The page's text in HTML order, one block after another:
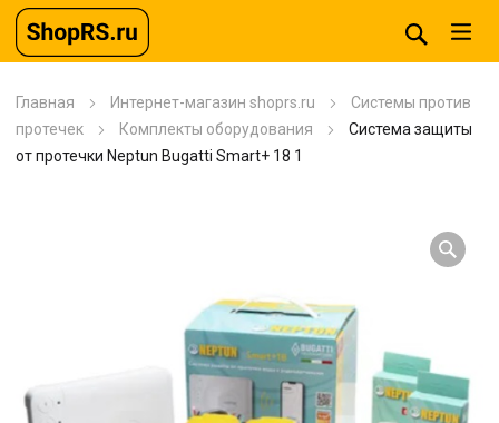
Главная Интернет-магазин shoprs.ru
Системы против
протечек
Комплекты оборудования
Система защиты
от протечки Neptun Bugatti Smart+ 18 1